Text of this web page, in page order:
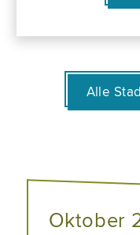
Alle
Oktober